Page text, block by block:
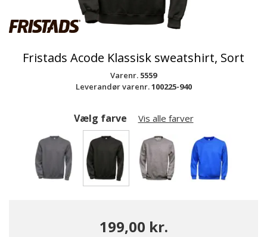
Fristads Acode Klassisk sweatshirt, Sort
Varenr. 5559
Leverandør varenr.100225-940
Vælg farve Vis alle farver
199,00 kr.